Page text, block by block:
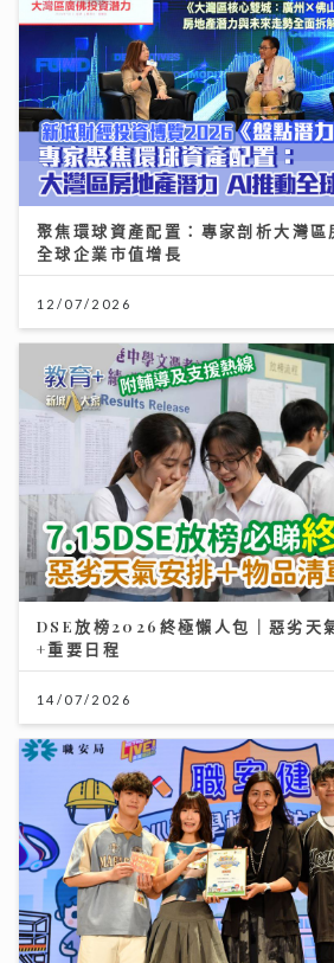
聚焦環球資產配置：專家剖析大灣
全球企業市值增長
12/07/2026
DSE放榜2026終極懶人包｜惡劣天
+重要日程
14/07/2026